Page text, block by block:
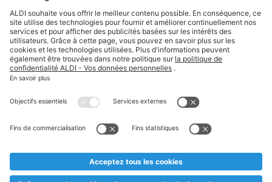
Suivez ALDI Belgique
Textes marqués d'un astérisque et mentions légales
* Nous vendons ces articles temporairement et jusqu'à
au cas où, malgré le planning bien étudié, nous serions
prématurément en rupture de stock. Prix Recupel et TVA incl.
** Sur ce site, l’utilisation de la forme masculine a été adoptée